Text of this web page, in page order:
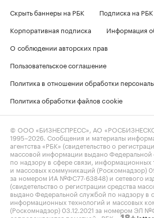
Скрыть баннеры на РБК
Подписка на РБК
Корпоративная подписка
Информация
О соблюдении авторских прав
Пользовательское соглашение
Политика в отношении обработки
Политика обработки файлов cookie
© ООО «БИЗНЕСПРЕСС», АО
1995–2026 . Сообщения и материалы
агентства «РБК» (свидетельство о
массовой информации выдано Федеральной
по надзору в сфере связи, информационных
и массовых коммуникаций (Роскомнадзор)
за номером ИА №ФС77-63848) и сетевого
(свидетельство о регистрации средства
выдано Федеральной службой по надзору в
информационных технологий и массовых
(Роскомнадзор) 03.12.2021 за номером ЭЛ